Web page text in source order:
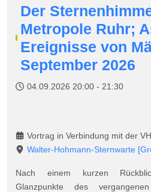
Der
Metropole Ruhr;
Ereignisse von
September 2026
04.09.2026 20:00 - 21:30
Vortrag in Verbindung mit der
Walter-Hohmann-Sternwarte
Nach einem kurzen
Glanzpunkte des